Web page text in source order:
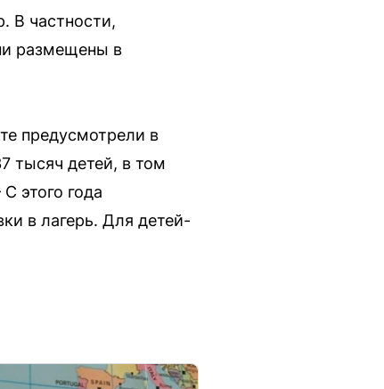
В частности,
размещены в
предусмотрели в
тысяч детей, в том
этого года
в лагерь. Для детей-